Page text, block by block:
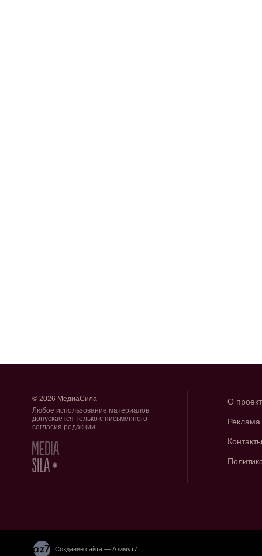
© 2026 МедиаСила
Любое использование материалов
допускается только с письменного
согласия редакции.
О
Реклама
Контакты
Создание сайта — Азимут7